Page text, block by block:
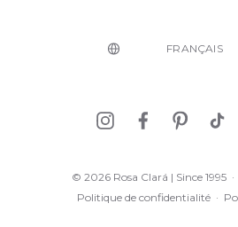
© 2026 Rosa Clará | Since 1995 ·
Politique de confidentialité ·